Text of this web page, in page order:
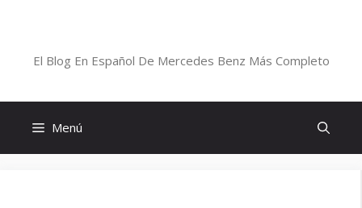
El Blog En Español De Mercedes Benz Más Completo
Menú